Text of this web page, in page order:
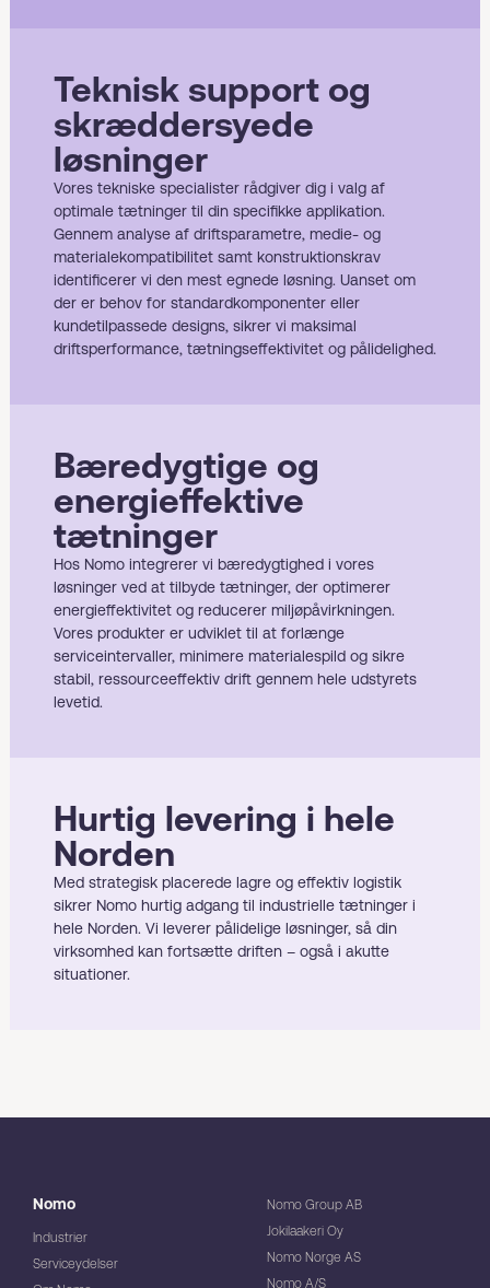
Teknisk support og
skræddersyede
løsninger
Vores tekniske specialister rådgiver dig i valg af
optimale tætninger til din specifikke applikation.
Gennem analyse af driftsparametre, medie- og
materialekompatibilitet samt konstruktionskrav
identificerer vi den mest egnede løsning. Uanset om
der er behov for standardkomponenter eller
kundetilpassede designs, sikrer vi maksimal
driftsperformance, tætningseffektivitet og pålidelighed.
Bæredygtige og
energieffektive
tætninger
Hos Nomo integrerer vi bæredygtighed i vores
løsninger ved at tilbyde tætninger, der optimerer
energieffektivitet og reducerer miljøpåvirkningen.
Vores produkter er udviklet til at forlænge
serviceintervaller, minimere materialespild og sikre
stabil, ressourceeffektiv drift gennem hele udstyrets
levetid.
Hurtig levering i hele
Norden
Med strategisk placerede lagre og effektiv logistik
sikrer Nomo hurtig adgang til industrielle tætninger i
hele Norden. Vi leverer pålidelige løsninger, så din
virksomhed kan fortsætte driften – også i akutte
situationer.
Nomo
Industrier
Serviceydelser
Nomo Group AB
Jokilaakeri Oy
Nomo Norge AS
Nomo A/S